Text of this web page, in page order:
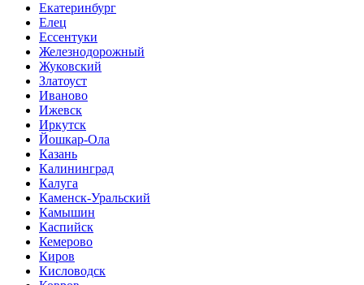
Екатеринбург
Елец
Ессентуки
Железнодорожный
Жуковский
Златоуст
Иваново
Ижевск
Иркутск
Йошкар-Ола
Казань
Калининград
Калуга
Каменск-Уральский
Камышин
Каспийск
Кемерово
Киров
Кисловодск